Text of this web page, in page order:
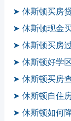
➤ 休斯顿买房
➤ 休斯顿现金
➤ 休斯顿买房
➤ 休斯顿好学
➤ 休斯顿买房
➤ 休斯顿自住
➤ 休斯顿如何